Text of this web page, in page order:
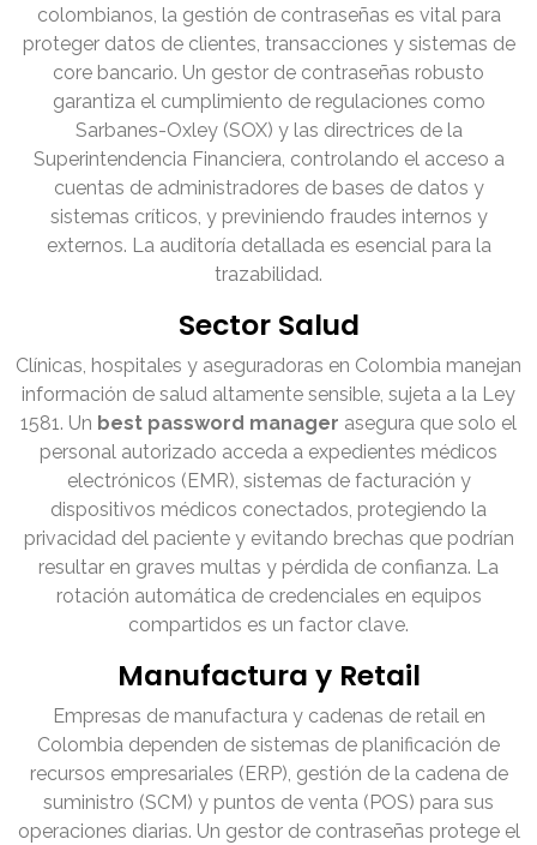
colombianos, la gestión de contraseñas es vital para
proteger datos de clientes, transacciones y sistemas de
core bancario. Un gestor de contraseñas robusto
garantiza el cumplimiento de regulaciones como
Sarbanes-Oxley (SOX) y las directrices de la
Superintendencia Financiera, controlando el acceso a
cuentas de administradores de bases de datos y
sistemas críticos, y previniendo fraudes internos y
externos. La auditoría detallada es esencial para la
trazabilidad.
Sector Salud
Clínicas, hospitales y aseguradoras en Colombia manejan
información de salud altamente sensible, sujeta a la Ley
1581. Un best password manager asegura que solo el
personal autorizado acceda a expedientes médicos
electrónicos (EMR), sistemas de facturación y
dispositivos médicos conectados, protegiendo la
privacidad del paciente y evitando brechas que podrían
resultar en graves multas y pérdida de confianza. La
rotación automática de credenciales en equipos
compartidos es un factor clave.
Manufactura y Retail
Empresas de manufactura y cadenas de retail en
Colombia dependen de sistemas de planificación de
recursos empresariales (ERP), gestión de la cadena de
suministro (SCM) y puntos de venta (POS) para sus
operaciones diarias. Un gestor de contraseñas protege el